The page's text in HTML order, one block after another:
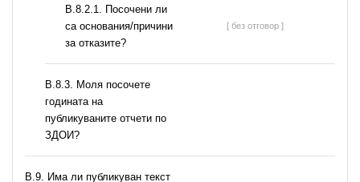
В.8.2.1. Посочени ли
са основания/причини
за отказите?
[ без отговор ]
В.8.3. Моля посочете
годината на
публикуваните отчети по
ЗДОИ?
В.9. Има ли публикуван текст